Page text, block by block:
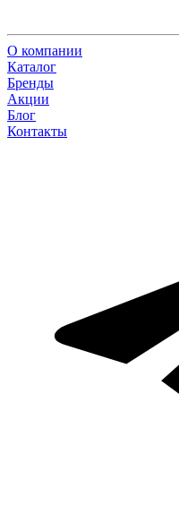
О компании
Каталог
Бренды
Акции
Блог
Контакты